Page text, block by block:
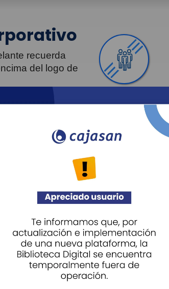
recuerda
del logo de
Revista Fácil Vivir
Agéndate
Sostenibilidad